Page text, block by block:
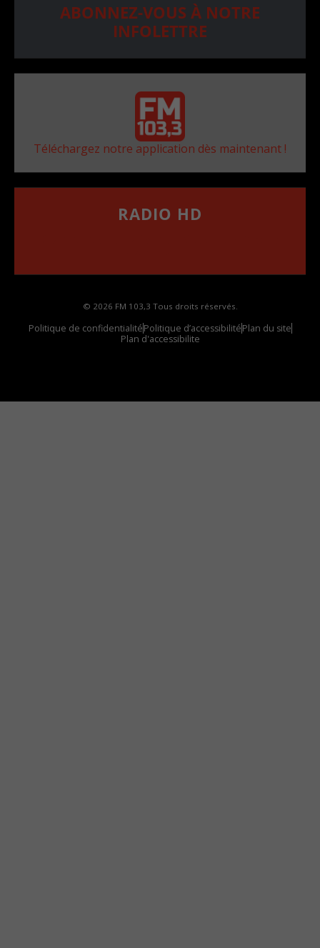
ABONNEZ-VOUS À NOTRE
INFOLETTRE
Téléchargez notre application dès maintenant !
RADIO HD
© 2026 FM 103,3 Tous droits réservés.
Politique de confidentialitéPolitique d’accessibilitéPlan du site
Plan d'accessibilite